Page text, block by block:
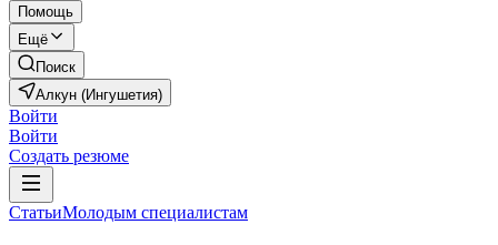
Помощь
Ещё
Поиск
Алкун (Ингушетия)
Войти
Войти
Создать резюме
СтатьиМолодым специалистам